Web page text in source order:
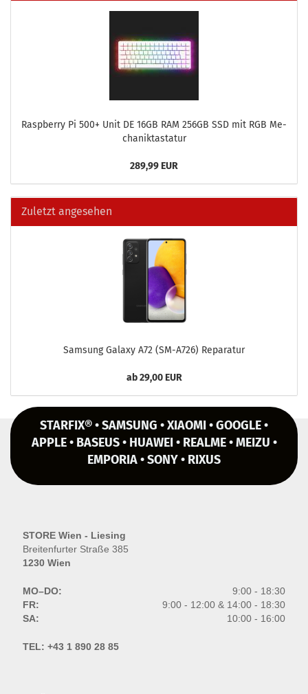
Raspber­ry Pi 500+ Unit DE 16GB RAM 256GB SSD mit RGB Me­
cha­nik­tas­ta­tur
289,99 EUR
Zuletzt angesehen
Sam­sung Ga­la­xy A72 (SM-​A726) Re­pa­ra­tur
ab 29,00 EUR
STARFIX® • SAMSUNG • XIAOMI • GOOGLE •
APPLE • BASEUS • HUAWEI • REALME • MEIZU •
EMPORIA • SONY • RIXUS
STORE Wien - Liesing
Breitenfurter Straße 385
1230 Wien
MO–DO:
9:00 - 18:30
FR:
9:00 - 12:00 & 14:00 - 18:30
SA:
10:00 - 16:00
TEL: +43 1 890 28 85